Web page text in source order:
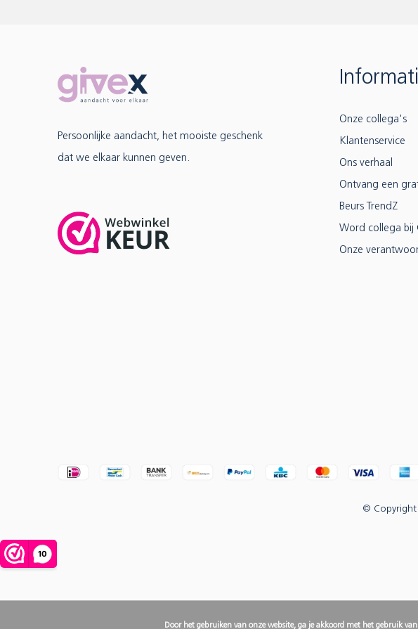
Persoonlijke aandacht, het mooiste geschenk
dat we elkaar kunnen geven.
Onze collega's
Klantenservice
Ons verhaal
Ontvang een
Beurs TrendZ
Word collega bij
Onze
© Copyright
Door het gebruiken van onze website, ga je akkoord met het gebruik